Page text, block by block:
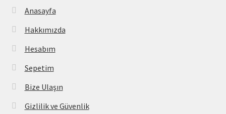
Anasayfa
Hakkımızda
Hesabım
Sepetim
Bize Ulaşın
Gizlilik ve Güvenlik